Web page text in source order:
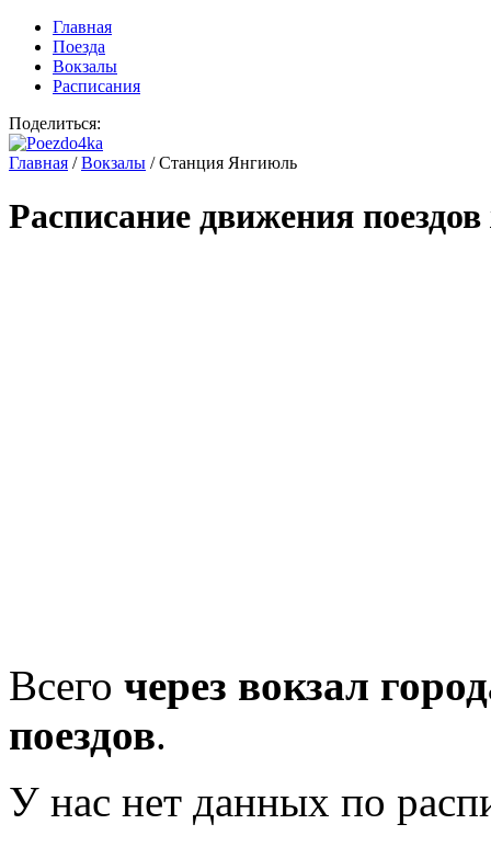
Главная
Поезда
Вокзалы
Расписания
Поделиться:
Главная /Вокзалы /Станция Янгиюль
Расписание движения
Всего через вокзал
поездов.
У нас нет данных по